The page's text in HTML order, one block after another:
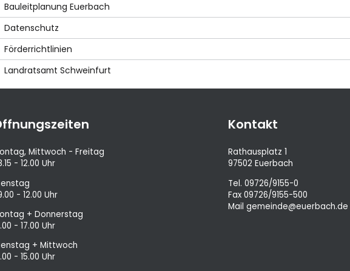
Bauleitplanung Euerbach
Datenschutz
Förderrichtlinien
Landratsamt Schweinfurt
Mittwoch - Freitag
- 12.00 Uhr
- 12.00 Uhr
+ Donnerstag
- 17.00 Uhr
+ Mittwoch
- 15.00 Uhr
Kontakt
Rathausplatz 1
97502 Euerbach
Tel. 09726/9155-0
Fax 09726/9155-500
Mail gemeinde@euerbach.de